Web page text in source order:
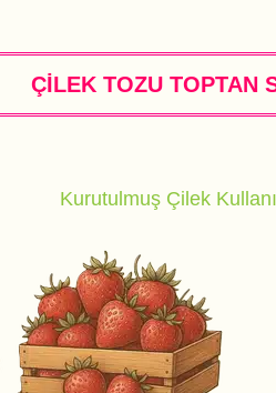
ÇİLEK TOZU TOPTAN
Kurutulmuş Çilek